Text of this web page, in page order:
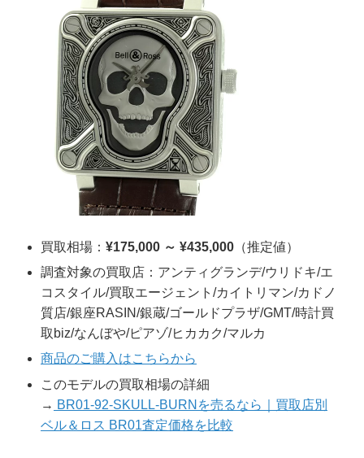
買取相場： ¥175,000 ～ ¥435,000 （推定値）
調査対象の買取店：アンティグランデ/ウリドキ/エ
コスタイル/買取エージェント/カイトリマン/カドノ
質店/銀座RASIN/銀蔵/ゴールドプラザ/GMT/時計買
取biz/なんぼや/ピアゾ/ヒカカク/マルカ
商品のご購入はこちらから
このモデルの買取相場の詳細
→ BR01-92-SKULL-BURNを売るなら｜買取店別
ベル＆ロス BR01査定価格を比較